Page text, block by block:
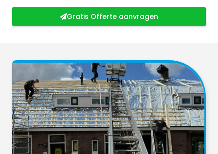
Gratis Offerte aanvragen